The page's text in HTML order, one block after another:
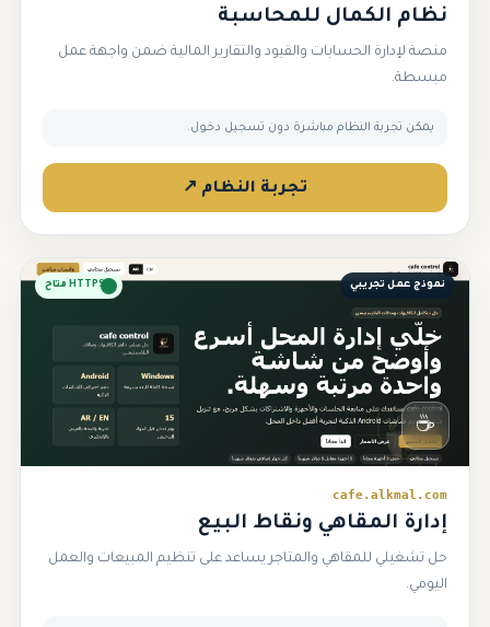
نظام الكمال للمحاسبة
منصة لإدارة الحسابات والقيود والتقارير المالية ضمن واجهة عمل
مبسطة.
يمكن تجربة النظام مباشرة دون تسجيل دخول.
تجربة النظام ↗
نموذج عمل تجريبي HTTPS متاح
☕
cafe.alkmal.com
إدارة المقاهي ونقاط البيع
حل تشغيلي للمقاهي والمتاجر يساعد على تنظيم المبيعات والعمل
اليومي.